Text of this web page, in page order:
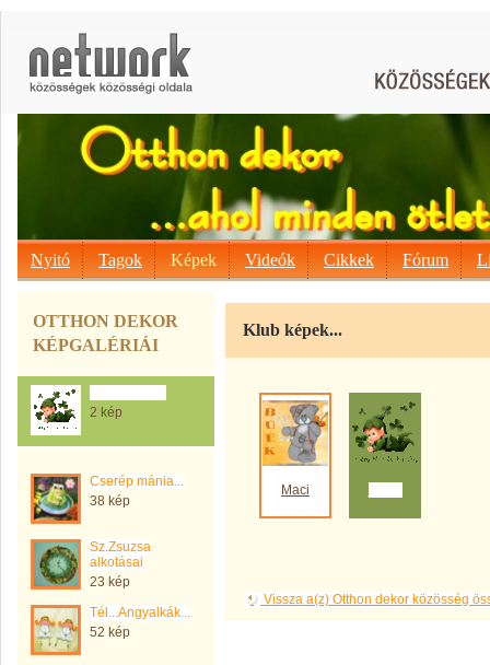
Nyitó Tagok Képek Videók Cikkek Fórum
OTTHON DEKOR
KÉPGALÉRIÁI
2 kép
Cserép mánia...
38 kép
Sz.Zsuzsa
alkotásai
23 kép
Tél...Angyalkák...
52 kép
Klub képek...
Maci
Vissza a(z) Otthon dekor közösség